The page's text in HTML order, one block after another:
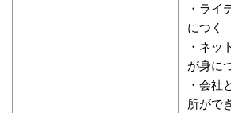
・ライ
につく
・ネッ
が身に
・会社
所がで